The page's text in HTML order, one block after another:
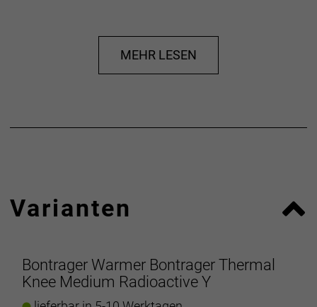
- Materialtyp: Strick
- Fasergehalt: 83% Polyester, 17% Elastan
06116 Halle (Saale)
MEHR LESEN
Varianten
Bontrager Warmer Bontrager Thermal
Knee Medium Radioactive Y